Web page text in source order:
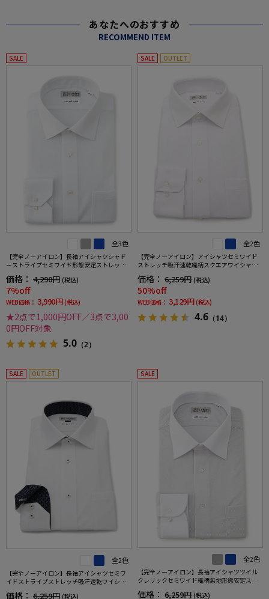
あなたへのおすすめ
RECOMMEND ITEM
SALE
全3色
【完全ノーアイロン】長袖アイシャツシャド
ーストライプセミワイド形態安定ストレッチ
吸汗速乾ワイシャツ通年
価格： 4,290円 (税込)
7%off
WEB価格： 3,990円 (税込)
★2点で1,000円OFF／3点で3,00
0円OFF対象
5.0 （2）
SALE OUTLET
全2色
【完全ノーアイロン】アイシャツセミワイド
ストレッチ吸汗速乾織柄スクエアワイシャツi-
shirt通年
価格： 6,259円 (税込)
50%off
WEB価格： 3,129円 (税込)
4.6 （14）
SALE OUTLET
全2色
【完全ノーアイロン】長袖アイシャツセミワ
イドストライプストレッチ吸汗速乾ワイシャ
ツi-shirt通年
価格： 6,259円 (税込)
SALE
全2色
【完全ノーアイロン】長袖アイシャツツイル
クレリックセミワイド織柄無地形態安定スト
レッチ吸汗速乾ニット素材ワイシャツ通年
価格： 6,259円 (税込)